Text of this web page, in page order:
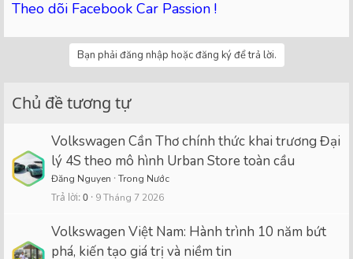
Theo dõi Facebook Car Passion !
Bạn phải đăng nhập hoặc đăng ký để trả lời.
Chủ đề tương tự
Volkswagen Cần Thơ chính thức khai trương Đại
lý 4S theo mô hình Urban Store toàn cầu
Đăng Nguyen Trong Nước
Trả lời 0 9 Tháng 7 2026
Volkswagen Việt Nam: Hành trình 10 năm bứt
phá, kiến tạo giá trị và niềm tin